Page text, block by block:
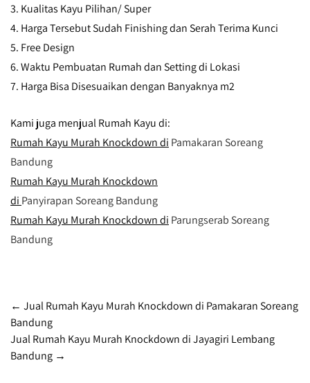
3. Kualitas Kayu Pilihan/ Super
4. Harga Tersebut Sudah Finishing dan Serah Terima Kunci
5. Free Design
6. Waktu Pembuatan Rumah dan Setting di Lokasi
7. Harga Bisa Disesuaikan dengan Banyaknya m2
Kami juga menjual Rumah Kayu di:
Rumah Kayu Murah Knockdown di Pamakaran Soreang
Bandung
Rumah Kayu Murah Knockdown
di Panyirapan Soreang Bandung
Rumah Kayu Murah Knockdown di Parungserab Soreang
Bandung
Post
navigation
← Jual Rumah Kayu Murah Knockdown di Pamakaran Soreang
Bandung
Jual Rumah Kayu Murah Knockdown di Jayagiri Lembang
Bandung →